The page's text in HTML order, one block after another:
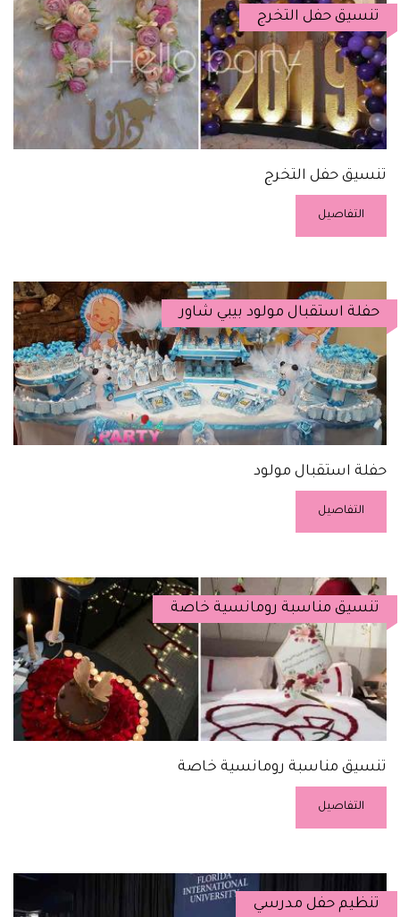
تنسيق حفل التخرج
تنسيق حفل التخرج
التفاصيل
حفلة استقبال مولود بيبي شاور
حفلة استقبال مولود
التفاصيل
تنسيق مناسبة رومانسية خاصة
تنسيق مناسبة رومانسية خاصة
التفاصيل
تنظيم حفل مدرسي